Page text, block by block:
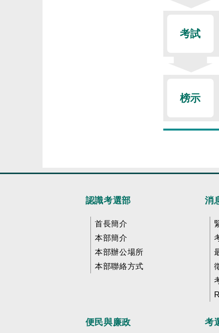
考試
榜示
認識考選部
首長簡介
本部簡介
本部辦公場所
本部聯絡方式
消
便民與廉政 考